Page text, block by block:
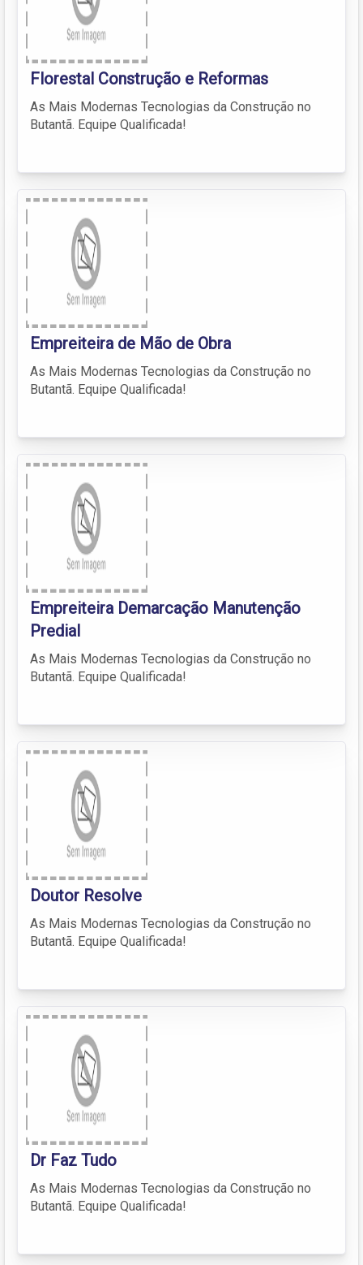
Florestal Construção e Reformas
As Mais Modernas Tecnologias da Construção no
Butantã. Equipe Qualificada!
Empreiteira de Mão de Obra
As Mais Modernas Tecnologias da Construção no
Butantã. Equipe Qualificada!
Empreiteira Demarcação Manutenção
Predial
As Mais Modernas Tecnologias da Construção no
Butantã. Equipe Qualificada!
Doutor Resolve
As Mais Modernas Tecnologias da Construção no
Butantã. Equipe Qualificada!
Dr Faz Tudo
As Mais Modernas Tecnologias da Construção no
Butantã. Equipe Qualificada!